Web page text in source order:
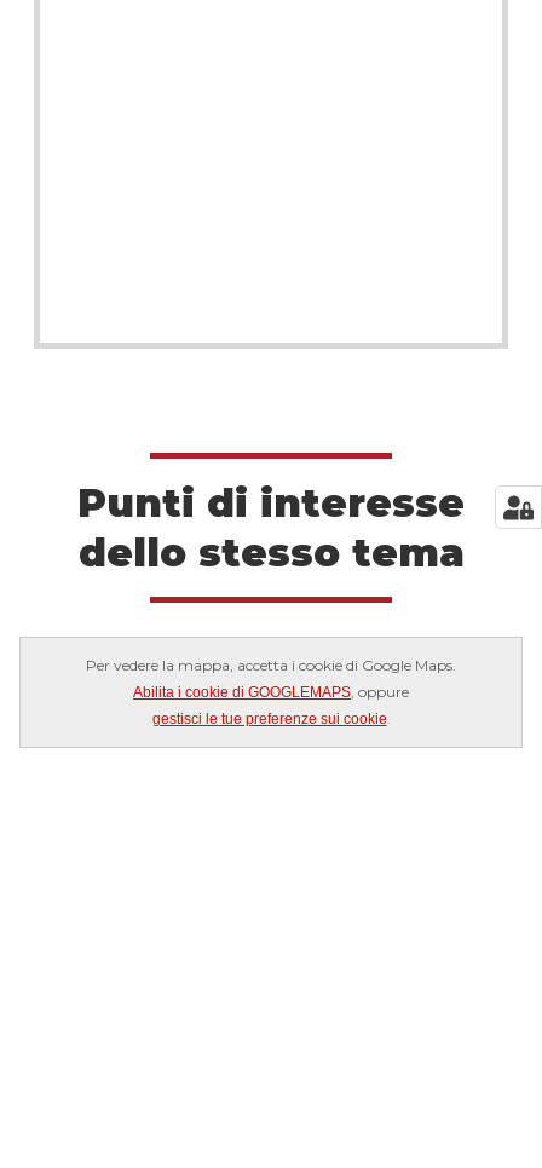
Punti di interesse
dello stesso tema
Per vedere la mappa, accetta i cookie di Google Maps.
Abilita i cookie di GOOGLEMAPS, oppure
gestisci le tue preferenze sui cookie.